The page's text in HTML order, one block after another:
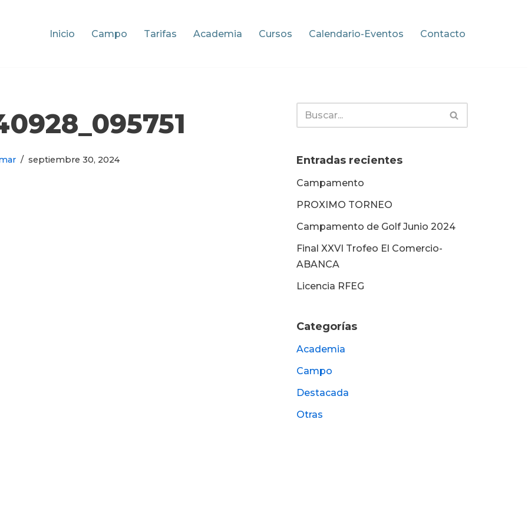
Inicio Campo Tarifas Academia Cursos Calendario-Eventos Contacto
septiembre 30, 2024 Entradas recientes
Campamento
PROXIMO TORNEO
Campamento de Golf Junio 2024
Final XXVI Trofeo El Comercio-
ABANCA
Licencia RFEG
Categorías
Academia
Campo
Destacada
Otras